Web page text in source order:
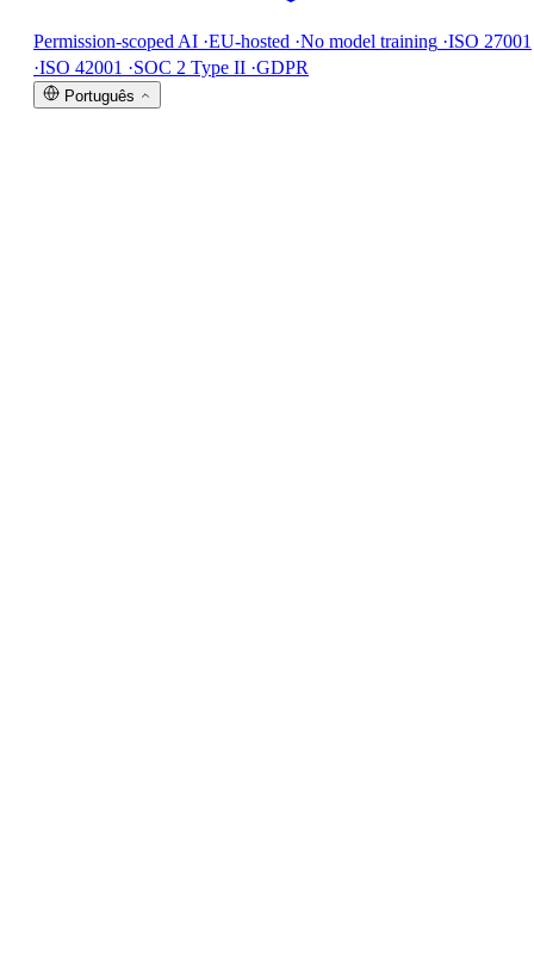
Permission-scoped AI ·EU-hosted ·No model training ·ISO 27001
·ISO 42001 ·SOC 2 Type II ·GDPR
Português